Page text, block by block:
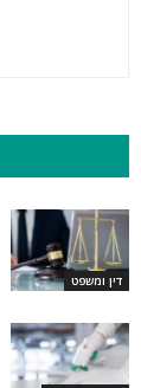
דין ומשפט